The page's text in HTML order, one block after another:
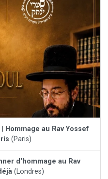
Hommage au Rav Yossef
(Paris)
d'hommage au Rav
(Londres)